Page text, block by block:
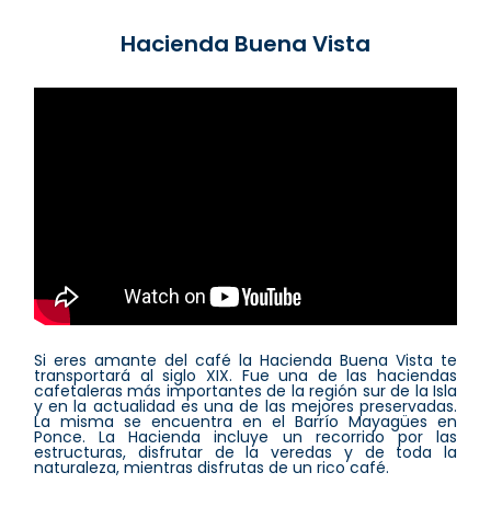
Hacienda Buena Vista
Si eres amante del café la Hacienda Buena Vista te
transportará al siglo XIX. Fue una de las haciendas
cafetaleras más importantes de la región sur de la Isla
y en la actualidad es una de las mejores preservadas.
La misma se encuentra en el Barrío Mayagües en
Ponce. La Hacienda incluye un recorrido por las
estructuras, disfrutar de la veredas y de toda la
naturaleza, mientras disfrutas de un rico café.